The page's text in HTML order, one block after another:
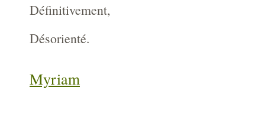
Définitivement,
Désorienté.
Myriam